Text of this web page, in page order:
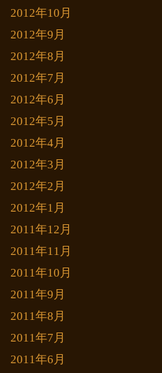
2012年10月
2012年9月
2012年8月
2012年7月
2012年6月
2012年5月
2012年4月
2012年3月
2012年2月
2012年1月
2011年12月
2011年11月
2011年10月
2011年9月
2011年8月
2011年7月
2011年6月